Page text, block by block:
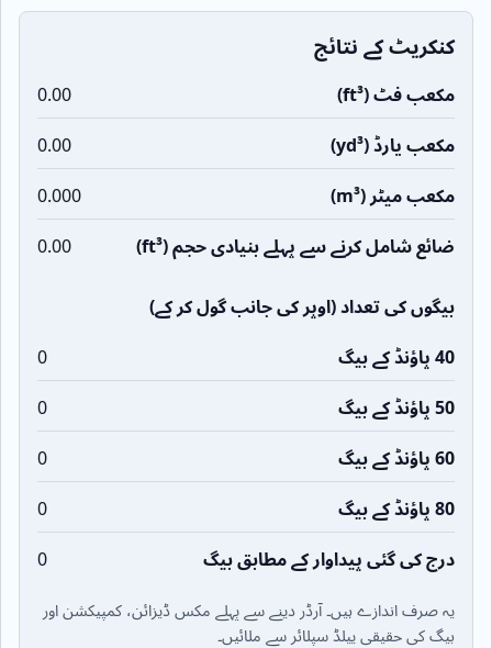
کنکریٹ کے نتائج
مکعب فٹ (ft³) 0.00
مکعب یارڈ (yd³) 0.00
مکعب میٹر (m³) 0.000
ضائع شامل کرنے سے پہلے بنیادی حجم (ft³) 0.00
بیگوں کی تعداد (اوپر کی جانب گول کر کے)
40 پاؤنڈ کے بیگ 0
50 پاؤنڈ کے بیگ 0
60 پاؤنڈ کے بیگ 0
80 پاؤنڈ کے بیگ 0
درج کی گئی پیداوار کے مطابق بیگ 0
یہ صرف اندازے ہیں۔ آرڈر دینے سے پہلے مکس ڈیزائن، کمپیکشن اور
بیگ کی حقیقی ییلڈ سپلائر سے ملائیں۔